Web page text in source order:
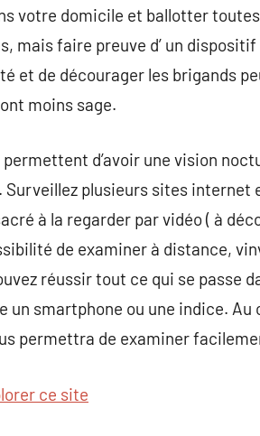
votre domicile et ballotter
mais faire preuve d’ un
et de décourager les brigands
moins sage.
permettent d’avoir une vision
Surveillez plusieurs sites
à la regarder par vidéo ( à
de examiner à distance,
réussir tout ce qui se passe
un smartphone ou une indice.
permettra de examiner
ce site